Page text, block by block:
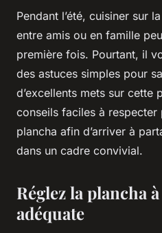
Pendant l’été, cuisiner sur
entre amis ou en famille
première fois. Pourtant, il
des astuces simples pour
d’excellents mets sur cette
conseils faciles à respecter
plancha afin d’arriver à
dans un cadre convivial.
Réglez la plancha
adéquate